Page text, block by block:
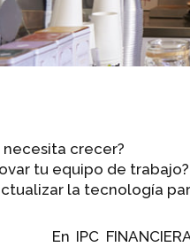
necesita crecer?
tu equipo de trabajo?
la tecnología
En IPC